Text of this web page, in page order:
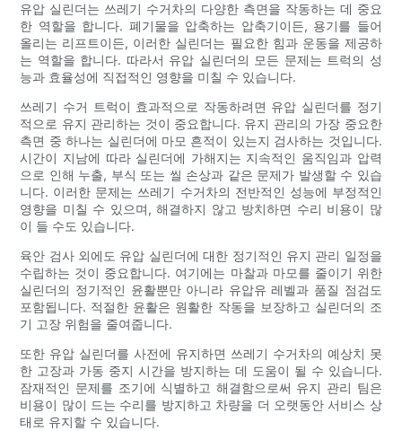
유압 실린더는 쓰레기 수거차의 다양한 측면을 작동하는 데 중요
한 역할을 합니다. 폐기물을 압축하는 압축기이든, 용기를 들어
올리는 리프트이든, 이러한 실린더는 필요한 힘과 운동을 제공하
는 역할을 합니다. 따라서 유압 실린더의 모든 문제는 트럭의 성
능과 효율성에 직접적인 영향을 미칠 수 있습니다.
쓰레기 수거 트럭이 효과적으로 작동하려면 유압 실린더를 정기
적으로 유지 관리하는 것이 중요합니다. 유지 관리의 가장 중요한
측면 중 하나는 실린더에 마모 흔적이 있는지 검사하는 것입니다.
시간이 지남에 따라 실린더에 가해지는 지속적인 움직임과 압력
으로 인해 누출, 부식 또는 씰 손상과 같은 문제가 발생할 수 있습
니다. 이러한 문제는 쓰레기 수거차의 전반적인 성능에 부정적인
영향을 미칠 수 있으며, 해결하지 않고 방치하면 수리 비용이 많
이 들 수도 있습니다.
육안 검사 외에도 유압 실린더에 대한 정기적인 유지 관리 일정을
수립하는 것이 중요합니다. 여기에는 마찰과 마모를 줄이기 위한
실린더의 정기적인 윤활뿐만 아니라 유압유 레벨과 품질 점검도
포함됩니다. 적절한 윤활은 원활한 작동을 보장하고 실린더의 조
기 고장 위험을 줄여줍니다.
또한 유압 실린더를 사전에 유지하면 쓰레기 수거차의 예상치 못
한 고장과 가동 중지 시간을 방지하는 데 도움이 될 수 있습니다.
잠재적인 문제를 조기에 식별하고 해결함으로써 유지 관리 팀은
비용이 많이 드는 수리를 방지하고 차량을 더 오랫동안 서비스 상
태로 유지할 수 있습니다.